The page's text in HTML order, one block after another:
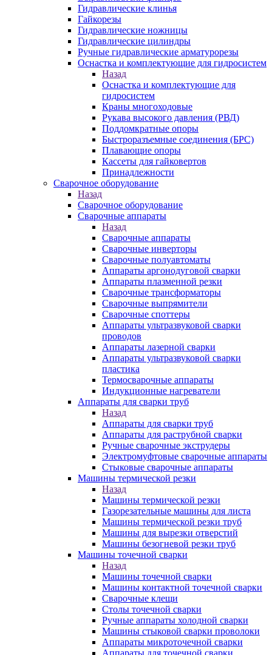
Гидравлические клинья
Гайкорезы
Гидравлические ножницы
Гидравлические цилиндры
Ручные гидравлические арматурорезы
Оснастка и комплектующие для гидросистем
Назад
Оснастка и комплектующие для
гидросистем
Краны многоходовые
Рукава высокого давления (РВД)
Поддомкратные опоры
Быстроразъемные соединения (БРС)
Плавающие опоры
Кассеты для гайковертов
Принадлежности
Сварочное оборудование
Назад
Сварочное оборудование
Сварочные аппараты
Назад
Сварочные аппараты
Сварочные инверторы
Сварочные полуавтоматы
Аппараты аргонодуговой сварки
Аппараты плазменной резки
Сварочные трансформаторы
Сварочные выпрямители
Сварочные споттеры
Аппараты ультразвуковой сварки
проводов
Аппараты лазерной сварки
Аппараты ультразвуковой сварки
пластика
Термосварочные аппараты
Индукционные нагреватели
Аппараты для сварки труб
Назад
Аппараты для сварки труб
Аппараты для раструбной сварки
Ручные сварочные экструдеры
Электромуфтовые сварочные аппараты
Стыковые сварочные аппараты
Машины термической резки
Назад
Машины термической резки
Газорезательные машины для листа
Машины термической резки труб
Машины для вырезки отверстий
Машины безогневой резки труб
Машины точечной сварки
Назад
Машины точечной сварки
Машины контактной точечной сварки
Сварочные клещи
Столы точечной сварки
Ручные аппараты холодной сварки
Машины стыковой сварки проволоки
Аппараты микроточечной сварки
Аппараты для точечной сварки